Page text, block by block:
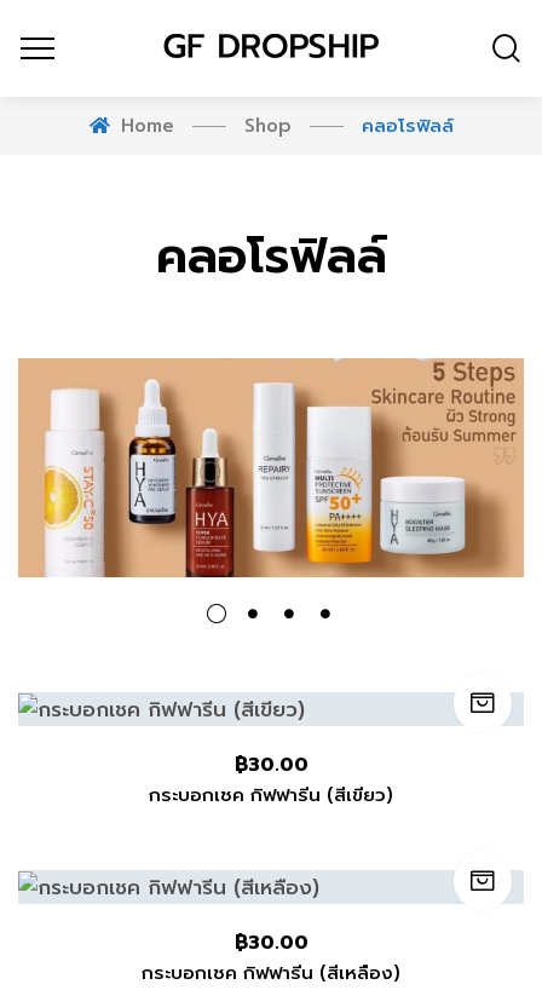
Home Shop คลอโรฟิลล์
คลอโรฟิลล์
฿30.00
กระบอกเชค กิฟฟารีน (สีเขียว)
฿30.00
กระบอกเชค กิฟฟารีน (สีเหลือง)